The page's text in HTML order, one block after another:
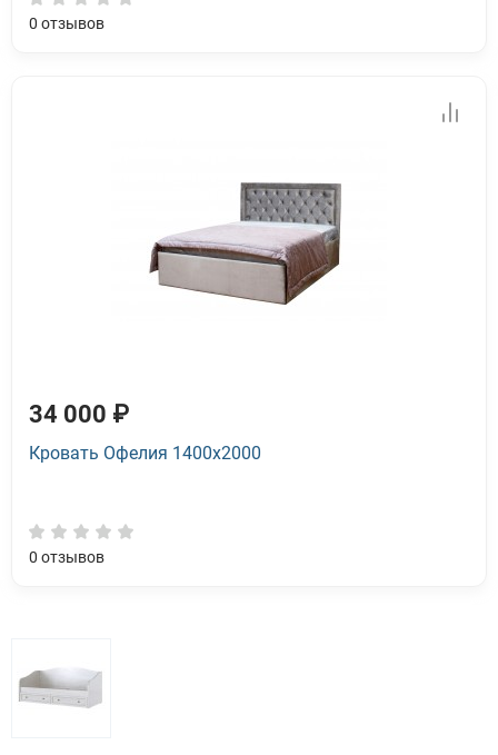
0 отзывов
34 000 ₽
Кровать Офелия 1400х2000
0 отзывов